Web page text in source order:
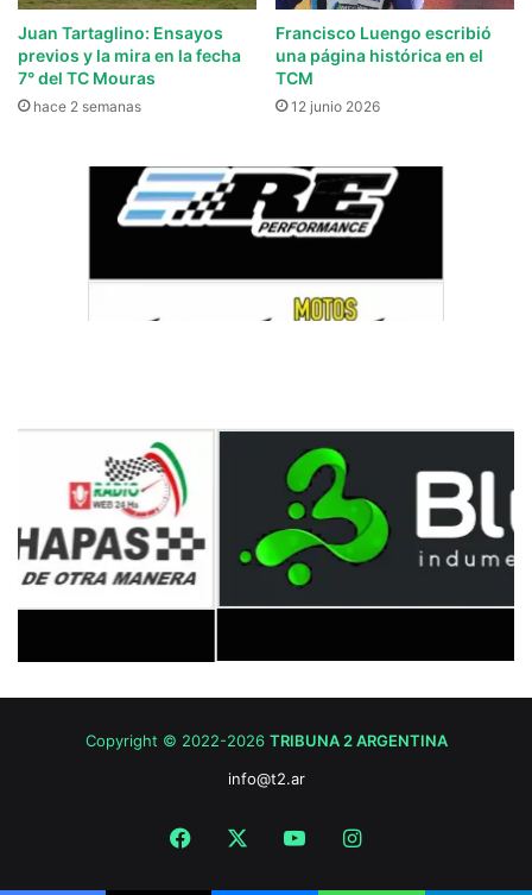
Juan Tartaglino: Ensayos
previos y la mira en la fecha
7° del TC Mouras
hace 2 semanas
Francisco Luengo escribió
una página histórica en el
TCM
12 junio 2026
Copyright © 2022-2026 TRIBUNA 2 ARGENTINA
info@t2.ar
Facebook YouTubeInstagram